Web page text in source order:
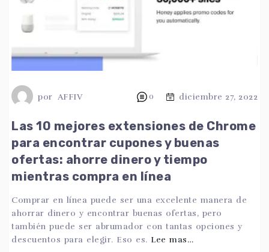
por AFFIV 0 diciembre 27, 2022
Las 10 mejores extensiones de Chrome
para encontrar cupones y buenas
ofertas: ahorre dinero y tiempo
mientras compra en línea
Comprar en línea puede ser una excelente manera de
ahorrar dinero y encontrar buenas ofertas, pero
también puede ser abrumador con tantas opciones y
descuentos para elegir. Eso es. Lee mas…